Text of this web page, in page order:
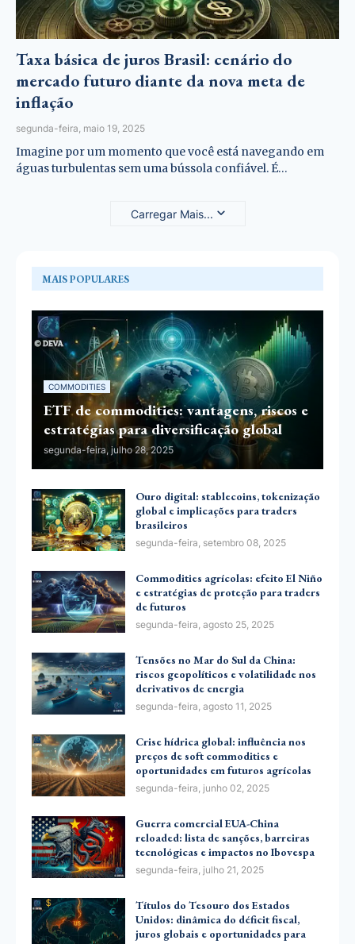
Taxa básica de juros Brasil: cenário do
mercado futuro diante da nova meta de
inflação
segunda-feira, maio 19, 2025
Imagine por um momento que você está navegando em
águas turbulentas sem uma bússola confiável. É…
Carregar Mais...
MAIS POPULARES
COMMODITIES
ETF de commodities: vantagens, riscos e
estratégias para diversificação global
segunda-feira, julho 28, 2025
Ouro digital: stablecoins, tokenização
global e implicações para traders
brasileiros
segunda-feira, setembro 08, 2025
Commodities agrícolas: efeito El Niño
e estratégias de proteção para traders
de futuros
segunda-feira, agosto 25, 2025
Tensões no Mar do Sul da China:
riscos geopolíticos e volatilidade nos
derivativos de energia
segunda-feira, agosto 11, 2025
Crise hídrica global: influência nos
preços de soft commodities e
oportunidades em futuros agrícolas
segunda-feira, junho 02, 2025
Guerra comercial EUA-China
reloaded: lista de sanções, barreiras
tecnológicas e impactos no Ibovespa
segunda-feira, julho 21, 2025
Títulos do Tesouro dos Estados
Unidos: dinâmica do déficit fiscal,
juros globais e oportunidades para